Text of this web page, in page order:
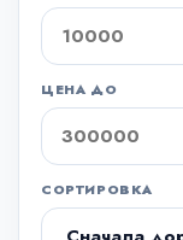
ЦЕНА ДО
СОРТИРОВКА